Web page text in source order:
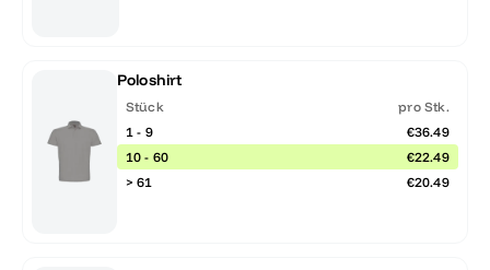
Poloshirt
Stück
pro Stk.
1 - 9
€36.49
10 - 60
€22.49
> 61
€20.49